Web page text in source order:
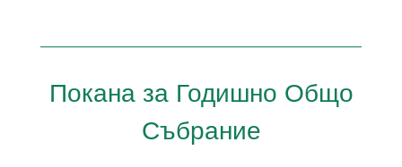
Покана за Годишно Общо
Събрание